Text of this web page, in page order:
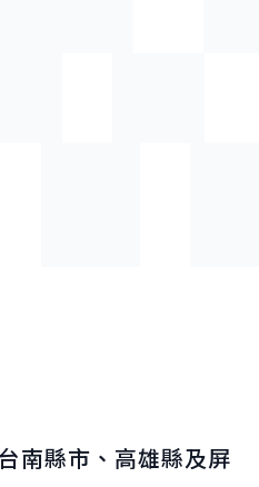
南縣市、高雄縣及屏